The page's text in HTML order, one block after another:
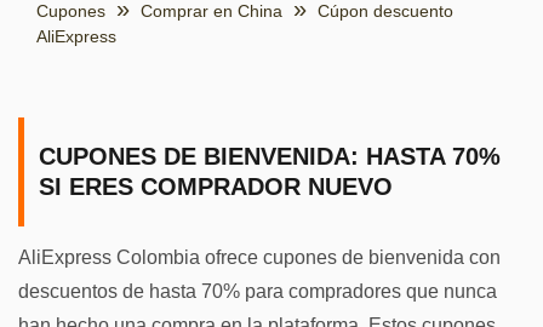
Cupones Comprar en China
Cúpon descuento
AliExpress
CUPONES DE BIENVENIDA: HASTA 70%
SI ERES COMPRADOR NUEVO
AliExpress Colombia ofrece cupones de bienvenida con
descuentos de hasta 70% para compradores que nunca